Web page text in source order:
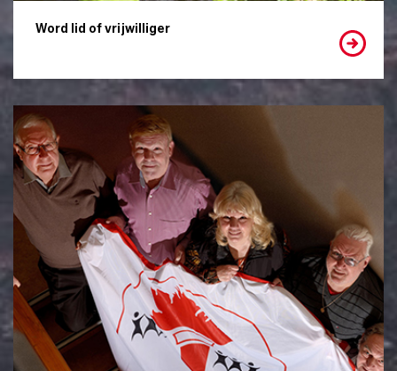
Word lid of vrijwilliger